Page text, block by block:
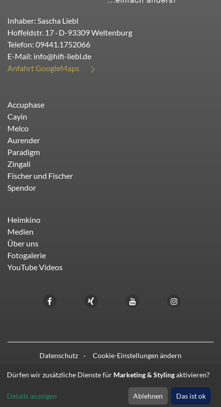
Inhaber: Sascha Liebl
Hoffeldstr. 17 · D-93309Weltenburg
Telefon: 09441.1752066
E-Mail: info@hifi-liebl.de
Anfahrt GoogleMaps
Accuphase
Cayin
Melco
Aurender
Paradigm
Zingali
Fischer und Fischer
Spendor
Heimkino
Medien
Über uns
Fotogalerie
YouTube Videos
Datenschutz Cookie-Einstellungen ändern
Dürfen wir zusätzliche Dienste für Marketing & Stylingaktivieren?
Details anzeigen Ablehnen Das ist ok